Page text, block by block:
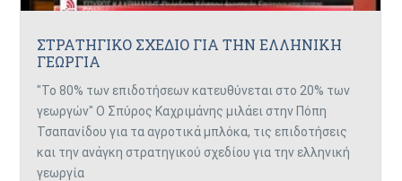
ΣΤΡΑΤΗΓΙΚΟ ΣΧΕΔΙΟ ΓΙΑ ΤΗΝ ΕΛΛΗΝΙΚΗ
ΓΕΩΡΓΙΑ
"Το 80% των επιδοτήσεων κατευθύνεται στο 20% των
γεωργών" Ο Σπύρος Καχριμάνης μιλάει στην Πόπη
Τσαπανίδου για τα αγροτικά μπλόκα, τις επιδοτήσεις
και την ανάγκη στρατηγικού σχεδίου για την ελληνική
γεωργία